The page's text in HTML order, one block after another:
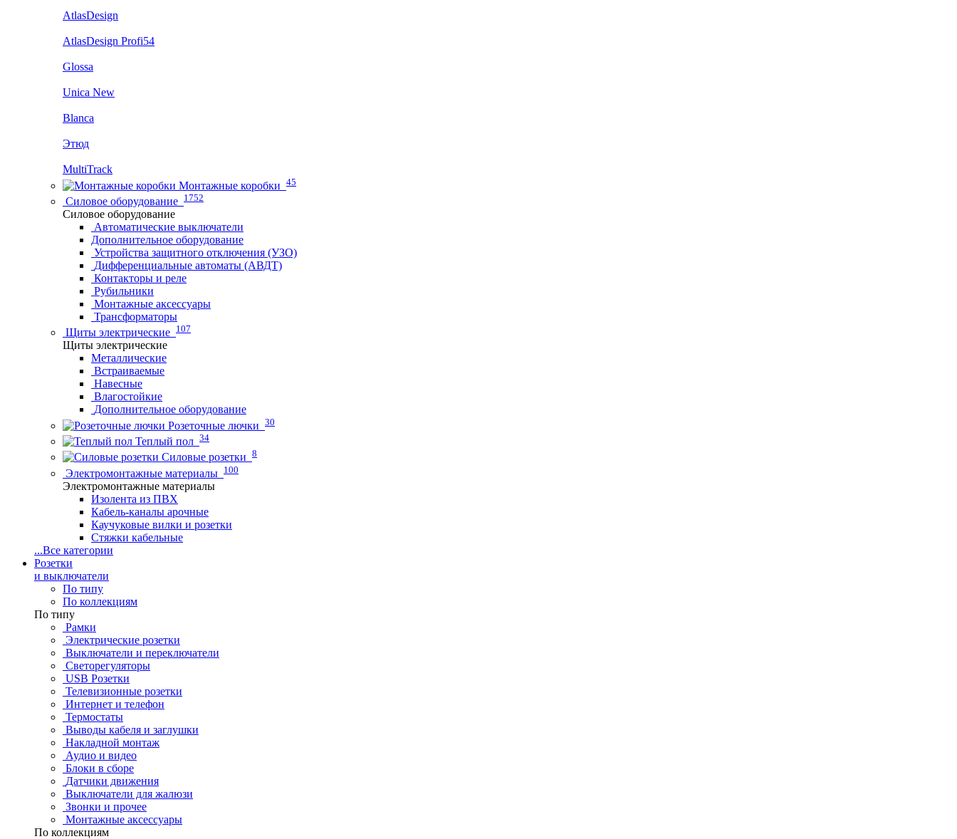
AtlasDesign
AtlasDesign Profi54
Glossa
Unica New
Blanca
Этюд
MultiTrack
Монтажные коробки 45
Силовое оборудование 1752
Силовое оборудование
Автоматические выключатели
Дополнительное оборудование
Устройства защитного отключения (УЗО)
Дифференциальные автоматы (АВДТ)
Контакторы и реле
Рубильники
Монтажные аксессуары
Трансформаторы
Щиты электрические 107
Щиты электрические
Металлические
Встраиваемые
Навесные
Влагостойкие
Дополнительное оборудование
Розеточные лючки 30
Теплый пол 34
Силовые розетки 8
Электромонтажные материалы 100
Электромонтажные материалы
Изолента из ПВХ
Кабель-каналы арочные
Каучуковые вилки и розетки
Стяжки кабельные
...Все категории
Розетки
и выключатели
По типу
По коллекциям
По типу
Рамки
Электрические розетки
Выключатели и переключатели
Светорегуляторы
USB Розетки
Телевизионные розетки
Интернет и телефон
Термостаты
Выводы кабеля и заглушки
Накладной монтаж
Аудио и видео
Блоки в сборе
Датчики движения
Выключатели для жалюзи
Звонки и прочее
Монтажные аксессуары
По коллекциям